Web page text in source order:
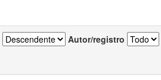
Autor/registro